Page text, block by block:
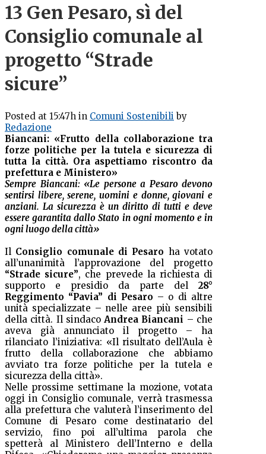
13 Gen Pesaro, sì del
Consiglio comunale al
progetto “Strade
sicure”
Posted at 15:47h in Comuni Sostenibili by
Redazione
Biancani: «Frutto della collaborazione tra
forze politiche per la tutela e sicurezza di
tutta la città. Ora aspettiamo riscontro da
prefettura e Ministero»
Sempre Biancani: «Le persone a Pesaro devono
sentirsi libere, serene, uomini e donne, giovani e
anziani. La sicurezza è un diritto di tutti e deve
essere garantita dallo Stato in ogni momento e in
ogni luogo della città»
Il Consiglio comunale di Pesaro ha votato
all’unanimità l’approvazione del progetto
“Strade sicure”, che prevede la richiesta di
supporto e presidio da parte del 28°
Reggimento “Pavia” di Pesaro – o di altre
unità specializzate – nelle aree più sensibili
della città. Il sindaco Andrea Biancani – che
aveva già annunciato il progetto – ha
rilanciato l’iniziativa: «Il risultato dell’Aula è
frutto della collaborazione che abbiamo
avviato tra forze politiche per la tutela e
sicurezza della città».
Nelle prossime settimane la mozione, votata
oggi in Consiglio comunale, verrà trasmessa
alla prefettura che valuterà l’inserimento del
Comune di Pesaro come destinatario del
servizio, fino poi all’ultima parola che
spetterà al Ministero dell’Interno e della